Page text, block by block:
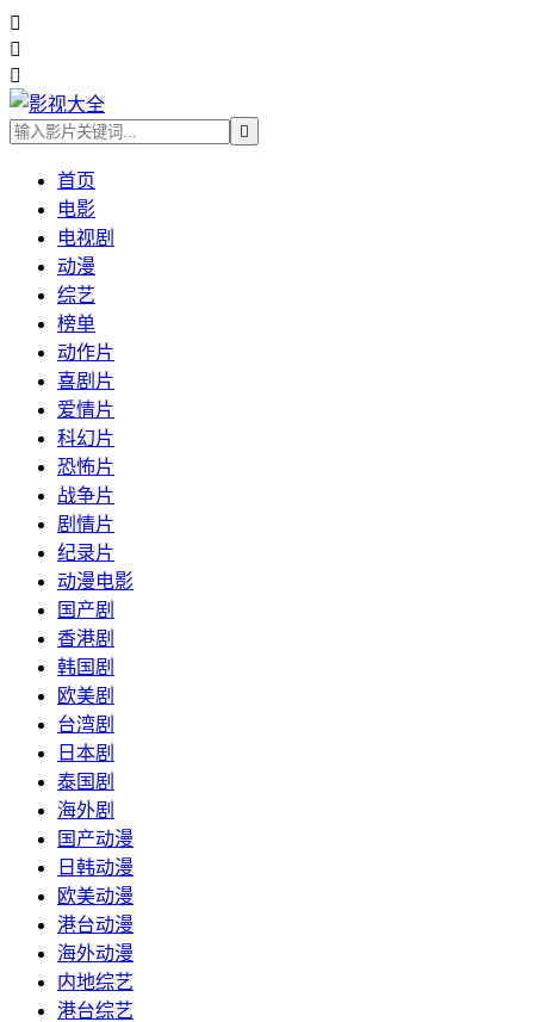




首页
电影
电视剧
动漫
综艺
榜单
动作片
喜剧片
爱情片
科幻片
恐怖片
战争片
剧情片
纪录片
动漫电影
国产剧
香港剧
韩国剧
欧美剧
台湾剧
日本剧
泰国剧
海外剧
国产动漫
日韩动漫
欧美动漫
港台动漫
海外动漫
内地综艺
港台综艺